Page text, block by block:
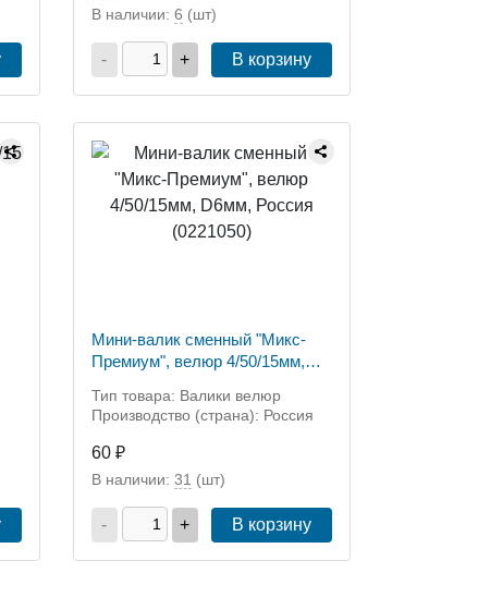
В наличии: 6 (шт)
- + В корзину
Мини-валик сменный "Микс-
Премиум", велюр 4/50/15мм,
Тип товара: Валики велюр
Производство (страна): Россия
60 ₽
В наличии: 31 (шт)
- + В корзину